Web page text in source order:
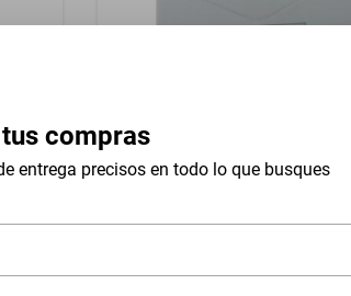
compras
entrega precisos en todo lo que busques
Inmovilizador anti asalto
$493 -16%